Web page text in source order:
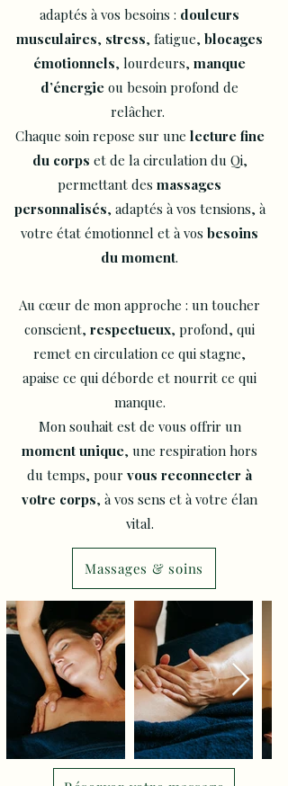
adaptés à vos besoins : douleurs
musculaires, stress, fatigue, blocages
émotionnels, lourdeurs, manque
d’énergie ou besoin profond de
relâcher.
Chaque soin repose sur une lecture fine
du corps et de la circulation du Qi,
permettant des massages
personnalisés, adaptés à vos tensions, à
votre état émotionnel et à vos besoins
du moment.
Au cœur de mon approche : un toucher
conscient, respectueux, profond, qui
remet en circulation ce qui stagne,
apaise ce qui déborde et nourrit ce qui
manque.
Mon souhait est de vous offrir un
moment unique, une respiration hors
du temps, pour vous reconnecter à
votre corps, à vos sens et à votre élan
vital.
Massages & soins